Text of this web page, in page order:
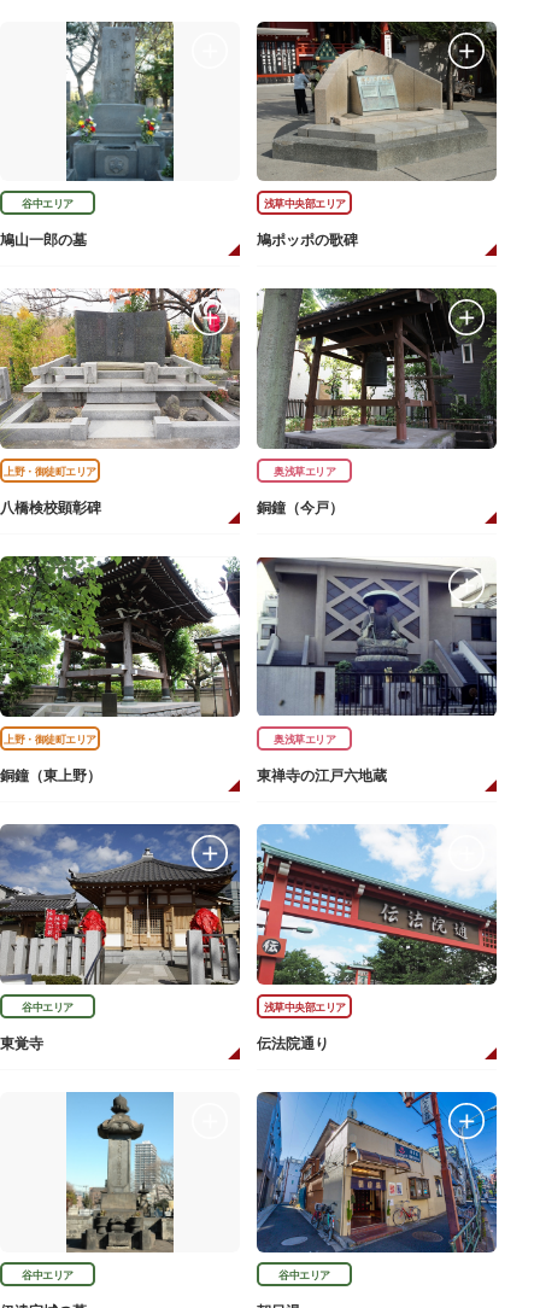
谷中エリア
鳩山一郎の墓
浅草中央部エリア
鳩ポッポの歌碑
上野・御徒町エリア
八橋検校顕彰碑
奥浅草エリア
銅鐘（今戸）
上野・御徒町エリア
銅鐘（東上野）
奥浅草エリア
東禅寺の江戸六地蔵
谷中エリア
東覚寺
浅草中央部エリア
伝法院通り
谷中エリア 谷中エリア